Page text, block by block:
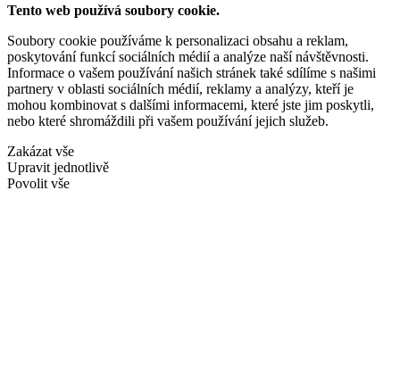
Tento web používá soubory cookie.
Soubory cookie používáme k personalizaci obsahu a reklam,
poskytování funkcí sociálních médií a analýze naší návštěvnosti.
Informace o vašem používání našich stránek také sdílíme s našimi
partnery v oblasti sociálních médií, reklamy a analýzy, kteří je
mohou kombinovat s dalšími informacemi, které jste jim poskytli,
nebo které shromáždili při vašem používání jejich služeb.
Zakázat vše
Upravit jednotlivě
Povolit vše